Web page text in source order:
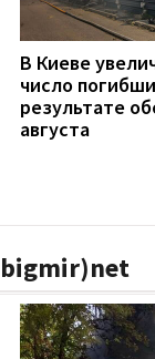
В Киеве
число
результате
августа